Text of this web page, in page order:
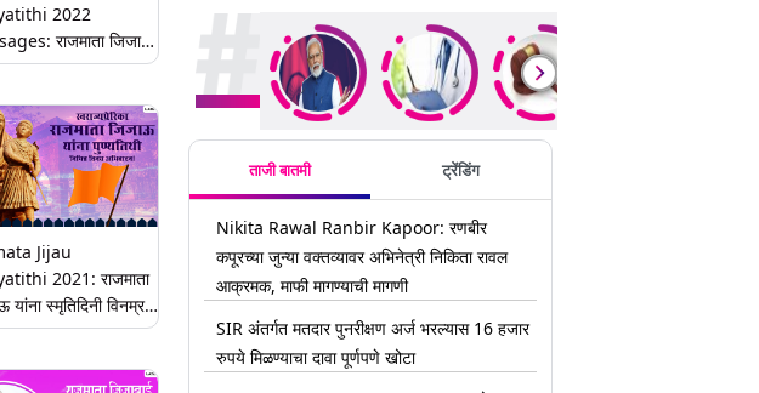
2022
राजमाता जिजाऊ
निमित्त मराठी
शेअर करुन करा
जिजाऊंना अभिवादन
Jijau
2021: राजमाता
यांना स्मृतिदिनी विनम्र
ताजी बातमी ट्रेंडिंग
Nikita Rawal Ranbir Kapoor: रणबीर
कपूरच्या जुन्या वक्तव्यावर अभिनेत्री निकिता रावल
आक्रमक, माफी मागण्याची मागणी
SIR अंतर्गत मतदार पुनरीक्षण अर्ज भरल्यास 16 हजार
रुपये मिळण्याचा दावा पूर्णपणे खोटा